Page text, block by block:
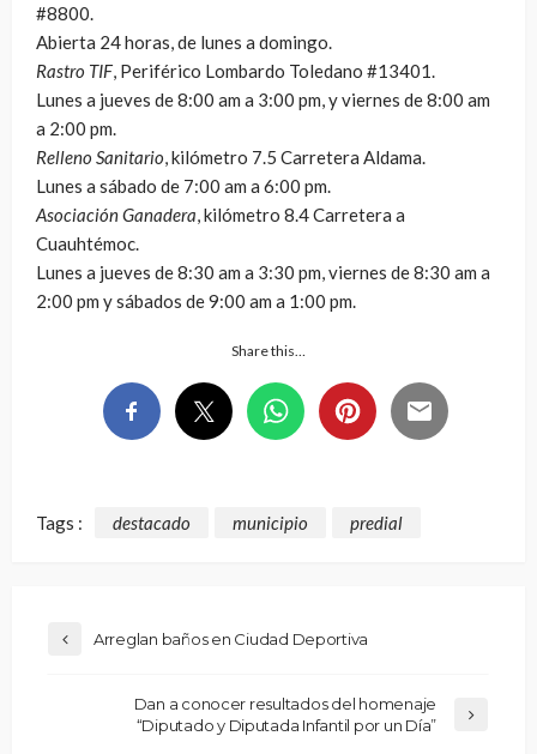
#8800.
Abierta 24 horas, de lunes a domingo.
Rastro TIF, Periférico Lombardo Toledano #13401.
Lunes a jueves de 8:00 am a 3:00 pm, y viernes de 8:00 am
a 2:00 pm.
Relleno Sanitario, kilómetro 7.5 Carretera Aldama.
Lunes a sábado de 7:00 am a 6:00 pm.
Asociación Ganadera, kilómetro 8.4 Carretera a
Cuauhtémoc.
Lunes a jueves de 8:30 am a 3:30 pm, viernes de 8:30 am a
2:00 pm y sábados de 9:00 am a 1:00 pm.
Share this…
Tags : destacado municipio predial
Arreglan baños en Ciudad Deportiva
Dan a conocer resultados del homenaje
“Diputado y Diputada Infantil por un Día”